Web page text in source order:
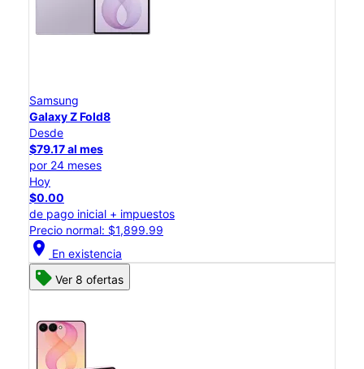
Samsung
Galaxy Z Fold8
Desde
$79.17 al mes
por 24 meses
Hoy
$0.00
de pago inicial + impuestos
Precio normal: $1,899.99
location_on En existencia
Ver 8 ofertas